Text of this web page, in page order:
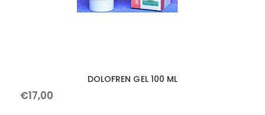
DOLOFREN GEL 100 ML
€17,00